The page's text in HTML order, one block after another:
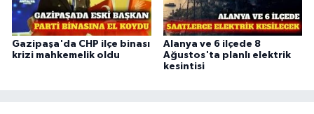
Gazipaşa'da CHP ilçe binası
krizi mahkemelik oldu
Alanya ve 6 ilçede 8
Ağustos'ta planlı elektrik
kesintisi